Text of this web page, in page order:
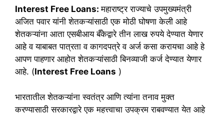
Interest Free Loans:महाराष्ट्र राज्याचे उपमुख्यमंत्री
अजित पवार यांनी शेतकऱ्यांसाठी एक मोठी घोषणा केली आहे
शेतकऱ्यांना आता एसबीआय बँकेद्वारे तीन लाख रुपये देण्यात येणार
आहे व याबाबत पात्रता व कागदपत्रे व अर्ज कसा करायचा आहे हे
आपण पाहणार आहोत शेतकऱ्यांसाठी बिनव्याजी कर्ज देण्यात येणार
आहे. (Interest Free Loans )
भारतातील शेतकऱ्यांना स्वतंत्र आणि त्यांना तनाव मुक्त
करण्यासाठी सरकारद्वारे एक महत्त्वाचा उपक्रम राबवण्यात येत आहे